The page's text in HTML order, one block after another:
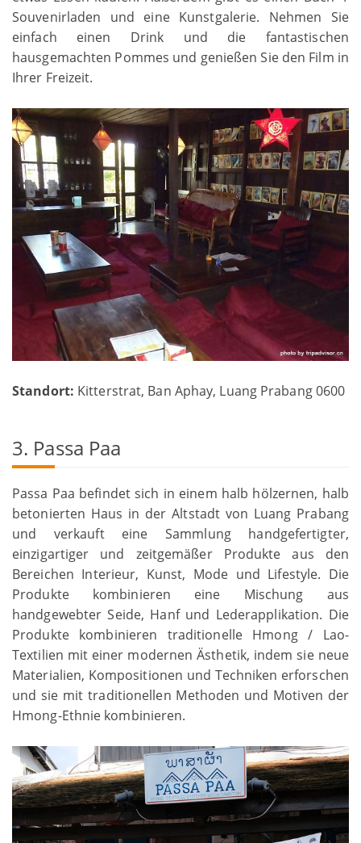
Souvenirladen und eine Kunstgalerie. Nehmen Sie
einfach einen Drink und die fantastischen
hausgemachten Pommes und genießen Sie den Film in
Ihrer Freizeit.
Standort: Kitterstrat, Ban Aphay, Luang Prabang 0600
3. Passa Paa
Passa Paa befindet sich in einem halb hölzernen, halb
betonierten Haus in der Altstadt von Luang Prabang
und verkauft eine Sammlung handgefertigter,
einzigartiger und zeitgemäßer Produkte aus den
Bereichen Interieur, Kunst, Mode und Lifestyle. Die
Produkte kombinieren eine Mischung aus
handgewebter Seide, Hanf und Lederapplikation. Die
Produkte kombinieren traditionelle Hmong / Lao-
Textilien mit einer modernen Ästhetik, indem sie neue
Materialien, Kompositionen und Techniken erforschen
und sie mit traditionellen Methoden und Motiven der
Hmong-Ethnie kombinieren.